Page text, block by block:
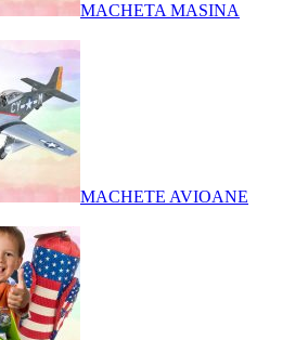
MACHETA MASINA
MACHETE AVIOANE